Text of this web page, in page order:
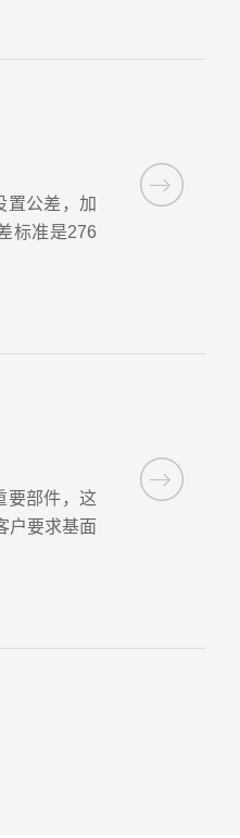
置公差，加
标准是276
看到 第一
要部件，这
户要求基面
位之间的